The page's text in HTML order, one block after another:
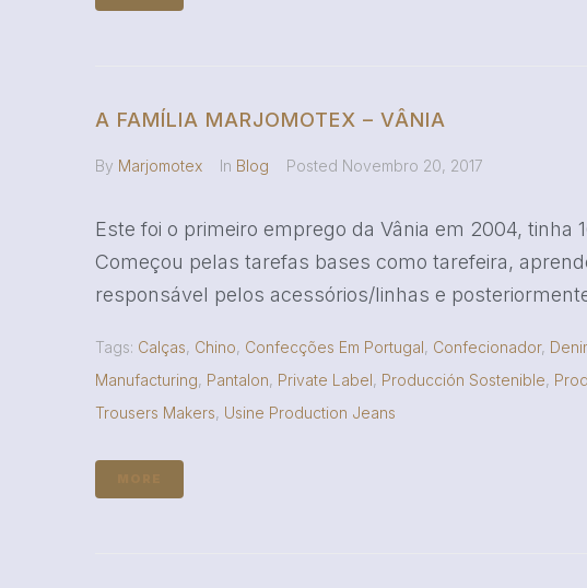
A FAMÍLIA MARJOMOTEX – VÂNIA
By Marjomotex In Blog Posted Novembro 20, 2017
Este foi o primeiro emprego da Vânia em 2004, tinha
Começou pelas tarefas bases como tarefeira,
responsável pelos acessórios/linhas e
Tags: Calças, Chino, Confecções Em Portugal, Confecionador,
Manufacturing, Pantalon, Private Label, Producción Sostenible,
Trousers Makers, Usine Production Jeans